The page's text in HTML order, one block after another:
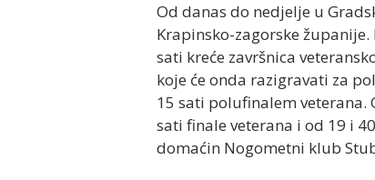
Od danas do nedjelje u
Krapinsko-zagorske
sati kreće završnica
koje će onda razigravati za
15 sati polufinalem veterana.
sati finale veterana i od 19 i
domaćin Nogometni klub